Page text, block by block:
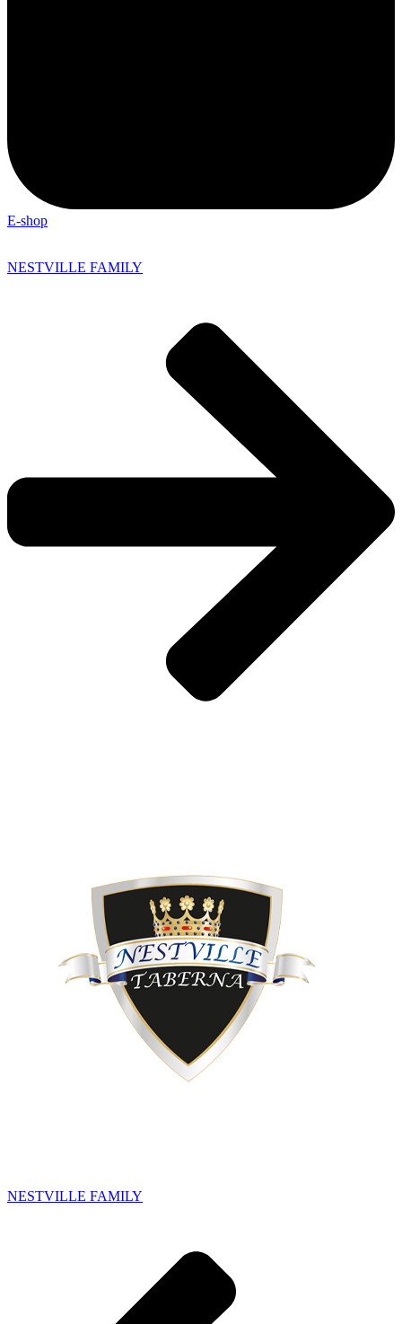
E-shop
NESTVILLE FAMILY
NESTVILLE FAMILY